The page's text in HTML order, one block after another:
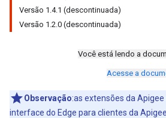
Versão 1.4.1 (descontinuada)
Versão 1.2.0 (descontinuada)
Você está lendo a
Acesse a
Observação:as extensões da
interface do Edge para clientes da